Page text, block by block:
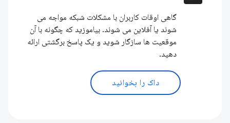
گاهی اوقات کاربران با مشکلات شبکه مواجه می
شوند یا آفلاین می شوند. بیاموزید که چگونه با آن
موقعیت ها سازگار شوید و یک پاسخ برگشتی ارائه
دهید.
داک را بخوانید